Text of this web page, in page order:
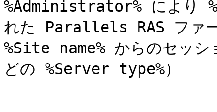
%Administrator% により
れた Parallels RAS ファー
%Site name% からのセッシ
どの %Server type%）